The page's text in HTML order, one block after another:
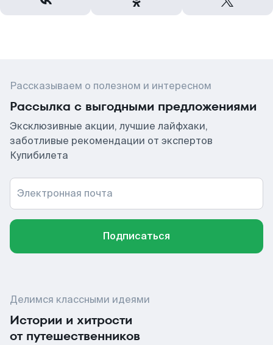
Рассказываем о полезном и интересном
Рассылка с выгодными предложениями
Эксклюзивные акции, лучшие лайфхаки,
заботливые рекомендации от экспертов
Купибилета
Электронная почта
Подписаться
Делимся классными идеями
Истории и хитрости
от путешественников